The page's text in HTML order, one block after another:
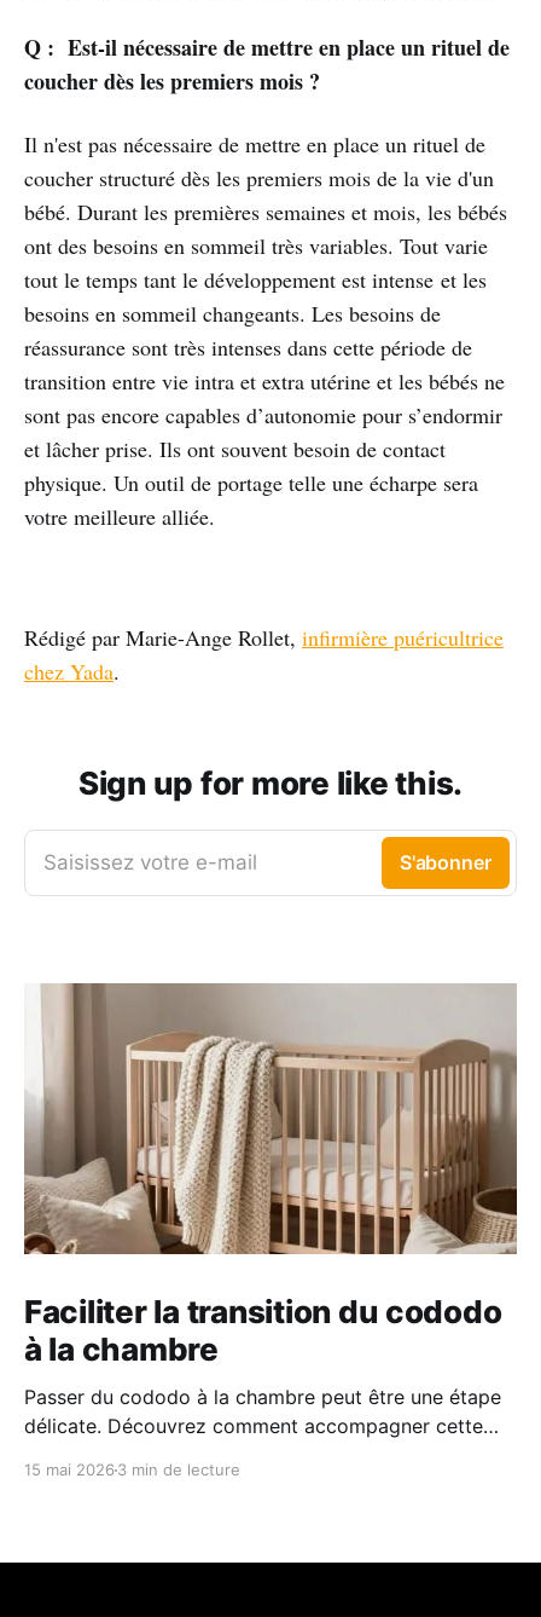
Q : Est-il nécessaire de mettre en place un rituel de
coucher dès les premiers mois ?
Il n'est pas nécessaire de mettre en place un rituel de
coucher structuré dès les premiers mois de la vie d'un
bébé. Durant les premières semaines et mois, les bébés
ont des besoins en sommeil très variables. Tout varie
tout le temps tant le développement est intense et les
besoins en sommeil changeants. Les besoins de
réassurance sont très intenses dans cette période de
transition entre vie intra et extra utérine et les bébés ne
sont pas encore capables d’autonomie pour s’endormir
et lâcher prise. Ils ont souvent besoin de contact
physique. Un outil de portage telle une écharpe sera
votre meilleure alliée.
Rédigé par Marie-Ange Rollet, infirmière puéricultrice
chez Yada.
Sign up for more like this.
Saisissez votre e-mail S'abonner
Faciliter la transition du cododo
à la chambre
Passer du cododo à la chambre peut être une étape
délicate. Découvrez comment accompagner cette
15 mai 2026 3 min de lecture